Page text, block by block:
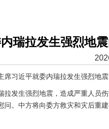
瑞拉发生强烈地
席习近平就委内瑞拉发生强烈地
拉发生强烈地震，造成严重人员
问。中方将向委方救灾和灾后重